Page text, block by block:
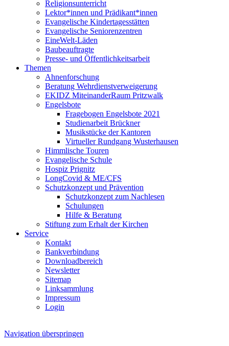
Religionsunterricht
Lektor*innen und Prädikant*innen
Evangelische Kindertagesstätten
Evangelische Seniorenzentren
EineWelt-Läden
Baubeauftragte
Presse- und Öffentlichkeitsarbeit
Themen
Ahnenforschung
Beratung Wehrdienstverweigerung
EKIDZ MiteinanderRaum Pritzwalk
Engelsbote
Fragebogen Engelsbote 2021
Studienarbeit Brückner
Musikstücke der Kantoren
Virtueller Rundgang Wusterhausen
Himmlische Touren
Evangelische Schule
Hospiz Prignitz
LongCovid & ME/CFS
Schutzkonzept und Prävention
Schutzkonzept zum Nachlesen
Schulungen
Hilfe & Beratung
Stiftung zum Erhalt der Kirchen
Service
Kontakt
Bankverbindung
Downloadbereich
Newsletter
Sitemap
Linksammlung
Impressum
Login
Navigation überspringen